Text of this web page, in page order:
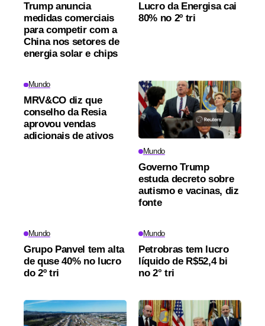
Trump anuncia
medidas comerciais
para competir com a
China nos setores de
energia solar e chips
Lucro da Energisa cai
80% no 2º tri
Mundo
MRV&CO diz que
conselho da Resia
aprovou vendas
adicionais de ativos
Mundo
Governo Trump
estuda decreto sobre
autismo e vacinas, diz
fonte
Mundo
Grupo Panvel tem alta
de quse 40% no lucro
do 2º tri
Mundo
Petrobras tem lucro
líquido de R$52,4 bi
no 2° tri